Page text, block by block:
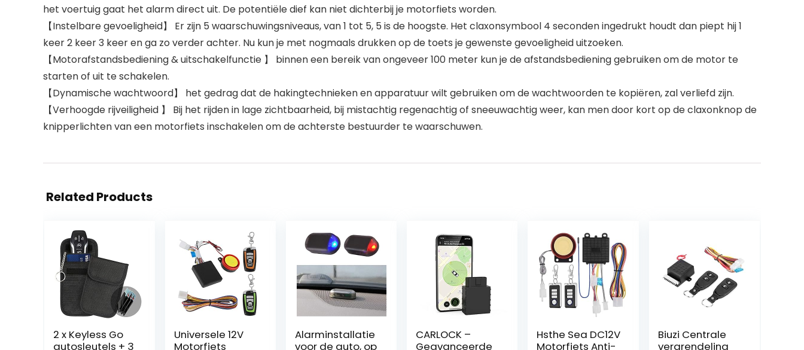
het voertuig gaat het alarm direct uit. De potentiële dief kan niet dichterbij je motorfiets worden.
【Instelbare gevoeligheid】 Er zijn 5 waarschuwingsniveaus, van 1 tot 5, 5 is de hoogste. Het claxonsymbool 4 seconden ingedrukt houdt dan piept hij 1
keer 2 keer 3 keer en ga zo verder achter. Nu kun je met nogmaals drukken op de toets je gewenste gevoeligheid uitzoeken.
【Motorafstandsbediening & uitschakelfunctie 】 binnen een bereik van ongeveer 100 meter kun je de afstandsbediening gebruiken om de motor te
starten of uit te schakelen.
【Dynamische wachtwoord】 het gedrag dat de hakingtechnieken en apparatuur wilt gebruiken om de wachtwoorden te kopiëren, zal verliefd zijn.
【Verhoogde rijveiligheid 】 Bij het rijden in lage zichtbaarheid, bij mistachtig regenachtig of sneeuwachtig weer, kan men door kort op de claxonknop de
knipperlichten van een motorfiets inschakelen om de achterste bestuurder te waarschuwen.
Related Products
2 x Keyless Go
autosleutels + 3
Universele 12V
Motorfiets
Alarminstallatie
voor de auto, op
CARLOCK –
Geavanceerde
Hsthe Sea DC12V
Motorfiets Anti-
Biuzi Centrale
vergrendeling